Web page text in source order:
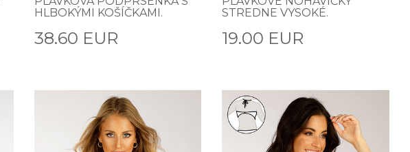
HLBOKÝMI KOŠÍČKAMI.
38.60 EUR
STREDNE VYSOKÉ.
19.00 EUR